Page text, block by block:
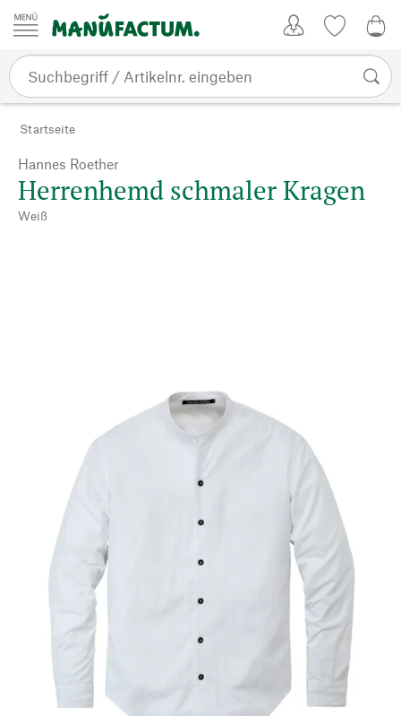
Zum Inhalt springen
Startseite
Hannes Roether
Herrenhemd schmaler Kragen
Weiß